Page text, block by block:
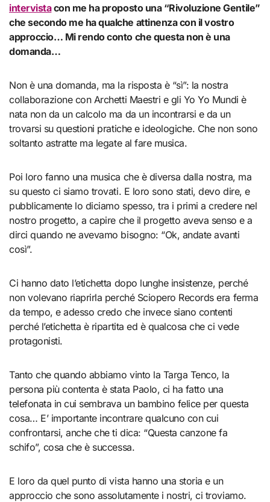
intervistacon me ha proposto una “Rivoluzione Gentile”
che secondo me ha qualche attinenza con il vostro
approccio… Mi rendo conto che questa non è una
domanda…
Non è una domanda, ma la risposta è “sì”: la nostra
collaborazione con Archetti Maestri e gli Yo Yo Mundi è
nata non da un calcolo ma da un incontrarsi e da un
trovarsi su questioni pratiche e ideologiche. Che non sono
soltanto astratte ma legate al fare musica.
Poi loro fanno una musica che è diversa dalla nostra, ma
su questo ci siamo trovati. E loro sono stati, devo dire, e
pubblicamente lo diciamo spesso, tra i primi a credere nel
nostro progetto, a capire che il progetto aveva senso e a
dirci quando ne avevamo bisogno: “Ok, andate avanti
così”.
Ci hanno dato l’etichetta dopo lunghe insistenze, perché
non volevano riaprirla perché Sciopero Records era ferma
da tempo, e adesso credo che invece siano contenti
perché l’etichetta è ripartita ed è qualcosa che ci vede
protagonisti.
Tanto che quando abbiamo vinto la Targa Tenco, la
persona più contenta è stata Paolo, ci ha fatto una
telefonata in cui sembrava un bambino felice per questa
cosa… E’ importante incontrare qualcuno con cui
confrontarsi, anche che ti dica: “Questa canzone fa
schifo”, cosa che è successa.
E loro da quel punto di vista hanno una storia e un
approccio che sono assolutamente i nostri, ci troviamo.